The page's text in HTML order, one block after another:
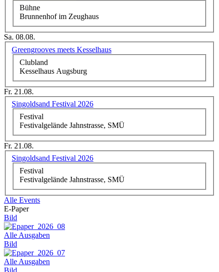
Bühne
Brunnenhof im Zeughaus
Sa. 08.08.
Greengrooves meets Kesselhaus
Clubland
Kesselhaus Augsburg
Fr. 21.08.
Singoldsand Festival 2026
Festival
Festivalgelände Jahnstrasse, SMÜ
Fr. 21.08.
Singoldsand Festival 2026
Festival
Festivalgelände Jahnstrasse, SMÜ
Alle Events
E-Paper
Bild
Alle Ausgaben
Bild
Alle Ausgaben
Bild